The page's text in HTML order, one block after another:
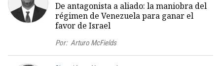
De antagonista a aliado: la maniobra del
régimen de Venezuela para ganar el
favor de Israel
Por: Arturo McFields